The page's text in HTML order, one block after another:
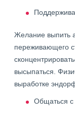
Желание выпить
переживающего
высыпаться.
выработке
Общаться